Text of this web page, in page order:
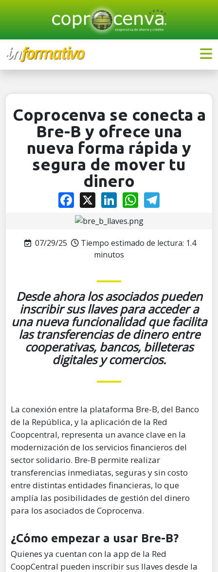
Coprocenva se conecta a
Bre-B y ofrece una
nueva forma rápida y
segura de mover tu
dinero
Facebook LinkedInWhatsApp
07/29/25 Tiempo estimado de lectura: 1.4
minutos
Desde ahora los asociados pueden
inscribir sus llaves para acceder a
una nueva funcionalidad que facilita
las transferencias de dinero entre
cooperativas, bancos, billeteras
digitales y comercios.
La conexión entre la plataforma Bre-B, del Banco
de la República, y la aplicación de la Red
Coopcentral, representa un avance clave en la
modernización de los servicios financieros del
sector solidario. Bre-B permite realizar
transferencias inmediatas, seguras y sin costo
entre distintas entidades financieras, lo que
amplía las posibilidades de gestión del dinero
para los asociados de Coprocenva.
¿Cómo empezar a usar Bre-B?
Quienes ya cuentan con la app de la Red
CoopCentral pueden inscribir sus llaves desde la